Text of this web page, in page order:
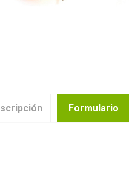
Formulario